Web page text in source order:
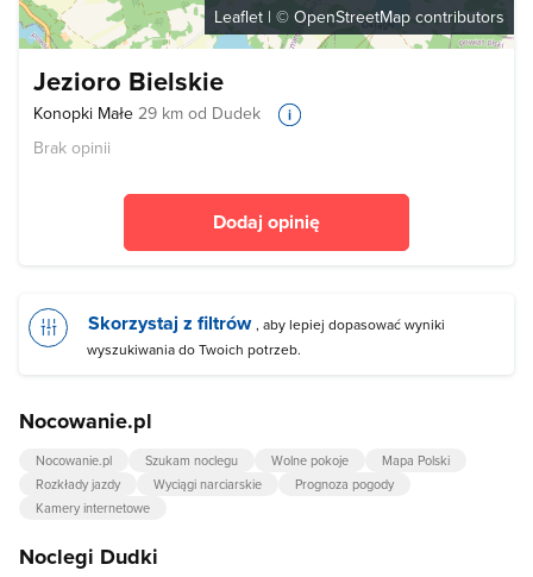
Leaflet | © OpenStreetMap contributors
Jezioro Bielskie
Konopki Małe 29 km od Dudek
Brak opinii
Dodaj opinię
Skorzystaj z filtrów , aby lepiej dopasować wyniki
wyszukiwania do Twoich potrzeb.
Nocowanie.pl
Nocowanie.pl Szukam noclegu Wolne pokoje
Mapa Polski
Rozkłady jazdy
Wyciągi narciarskie
Prognoza pogody
Kamery internetowe
Noclegi Dudki